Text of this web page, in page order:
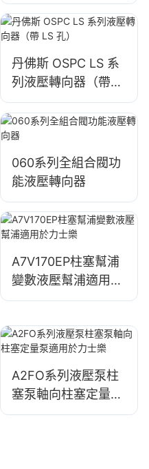
丹佛斯 OSPC LS 系
列液壓轉向器（帶
LS 孔）
060系列全組合閥功
能液壓轉向器
A7V170EP柱塞幫浦
變數液壓幫浦適用於
力士樂
A2FO系列液壓泵柱
塞泵軸向柱塞定量泵
適用於力士樂